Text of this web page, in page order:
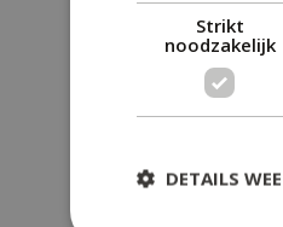
Strikt
noodzakelijk
DETAILS